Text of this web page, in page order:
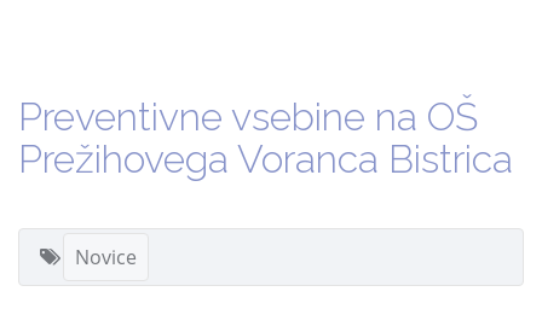
Preventivne vsebine na OŠ
Prežihovega Voranca Bistrica
Novice